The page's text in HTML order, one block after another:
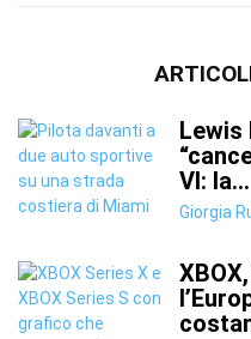
Lewis
VI: la...
Giorgia